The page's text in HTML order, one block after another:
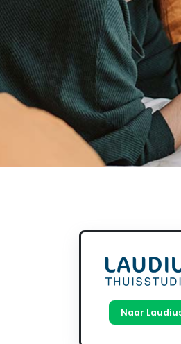
Naar